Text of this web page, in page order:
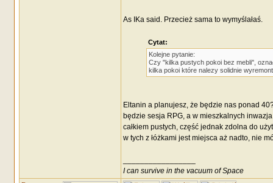
As IKa said. Przecież sama to wymyślałaś.
Cytat:
Kolejne pytanie:
Czy "kilka pustych pokoi bez mebli",
kilka pokoi które nalezy solidnie
Eltanin a planujesz, że będzie nas ponad
będzie sesja RPG, a w mieszkalnych
całkiem pustych, część jednak zdolna do
w tych z łóżkami jest miejsca aż nadto, nie
I can survive in the vacuum of Space